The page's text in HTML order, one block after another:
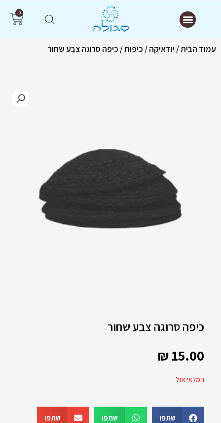
תפריט 0
עמוד הבית/ יודאיקה/ כיפות/ כיפה סרוגה צבע שחור
כיפה סרוגה צבע שחור
15.00
₪
המלאי אזל
שתפו שתפו שתפו